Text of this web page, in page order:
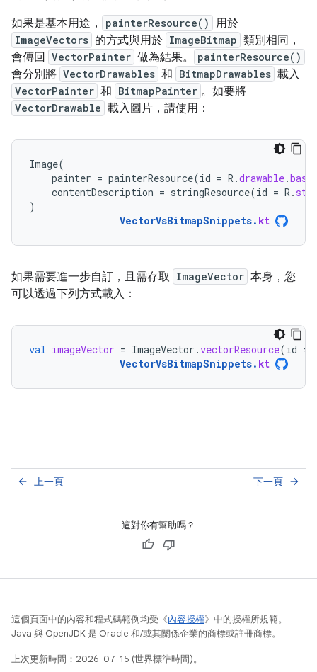
如果是基本用途，
painterResource() 用於
ImageVectors 的方式與用於 ImageBitmap 類別相同，
會傳回 VectorPainter 做為結果。 painterResource()
會分別將 VectorDrawables 和 BitmapDrawables 載入
VectorPainter 和 BitmapPainter 。如要將
VectorDrawable 載入圖片，請使用：
Image(
painter = painterResource(id = R .drawable.
contentDescription = stringResource(id = R .
)
VectorVsBitmapSnippets. kt
如果需要進一步自訂，且需存取 ImageVector 本身，您
可以透過下列方式載入：
val imageVector = ImageVector .vectorResource(id =
VectorVsBitmapSnippets. kt
上一頁
arrow_back 下一頁 arrow_forward
這對你有幫助嗎？
這個頁面中的內容和程式碼範例均受《內容授權》中的授權所規範。
Java 與 OpenJDK 是 Oracle 和/或其關係企業的商標或註冊商標。
上次更新時間：2026-07-15 (世界標準時間)。